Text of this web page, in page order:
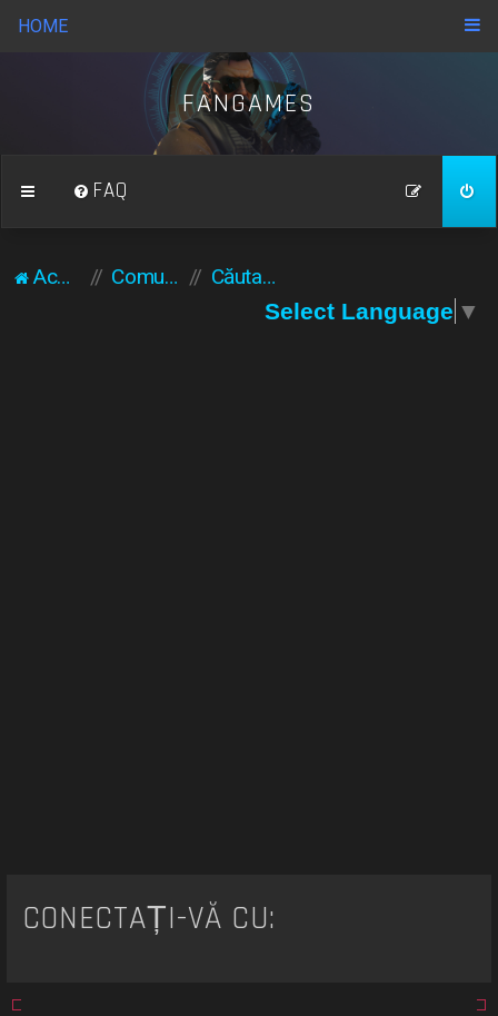
HOME
FANGAMES
FAQ
Acasă Comunitate
Căutare
Select Language ▼
CONECTAȚI-VĂ CU: